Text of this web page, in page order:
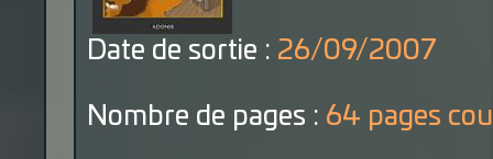
Date de sortie : 26/09/2007
Nombre de pages : 64 pages